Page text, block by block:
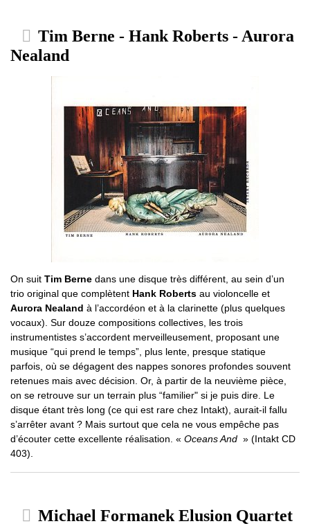
Tim Berne - Hank Roberts - Aurora
Nealand
On suit Tim Berne dans une disque très différent, au sein d’un
trio original que complètent Hank Roberts au violoncelle et
Aurora Nealand à l’accordéon et à la clarinette (plus quelques
vocaux). Sur douze compositions collectives, les trois
instrumentistes s’accordent merveilleusement, proposant une
musique “qui prend le temps”, plus lente, presque statique
parfois, où se dégagent des nappes sonores profondes souvent
retenues mais avec décision. Or, à partir de la neuvième pièce,
on se retrouve sur un terrain plus “familier" si je puis dire. Le
disque étant très long (ce qui est rare chez Intakt), aurait-il fallu
s’arrêter avant ? Mais surtout que cela ne vous empêche pas
d’écouter cette excellente réalisation. « Oceans And » (Intakt CD
403).
Michael Formanek Elusion Quartet